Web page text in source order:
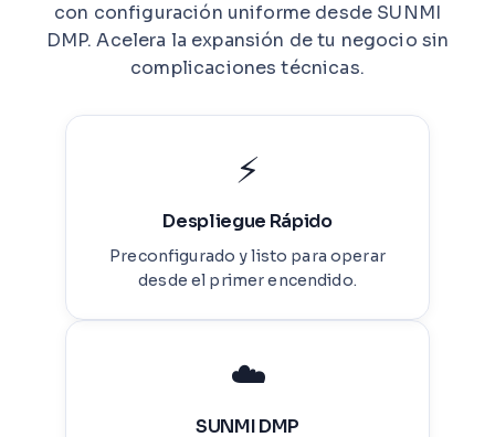
con configuración uniforme desde SUNMI
DMP. Acelera la expansión de tu negocio sin
complicaciones técnicas.
⚡
Despliegue Rápido
Preconfigurado y listo para operar
desde el primer encendido.
☁️
SUNMI DMP